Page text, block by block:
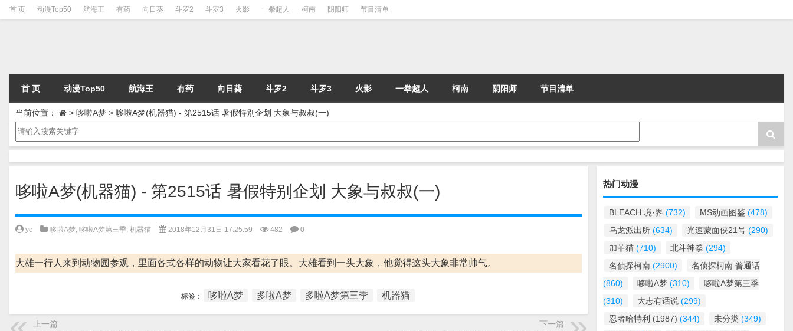
首 页 动漫Top50 航海王 有药 向日葵 斗罗2 斗罗3 火影 一拳超人 柯南 阴阳师 节目清单
首 页 动漫Top50 航海王 有药 向日葵 斗罗2 斗罗3 火影 一拳超人 柯南 阴阳师 节目清单
当前位置： > 哆啦A梦 > 哆啦A梦(机器猫) - 第2515话 暑假特别企划 大象与叔叔(一)
哆啦A梦(机器猫) - 第2515话 暑假特别企划 大象与叔叔(一)
yc 哆啦A梦, 哆啦A梦第三季, 机器猫 2018年12月31日 17:25:59 482 0
大雄一行人来到动物园参观，里面各式各样的动物让大家看花了眼。大雄看到一头大象，他觉得这头大象非常帅气。
标签： 哆啦A梦 多啦A梦 多啦A梦第三季 机器猫
上一篇
下一篇
热门动漫
BLEACH 境·界 (732) MS动画图鉴 (478)
乌龙派出所 (634) 光速蒙面侠21号 (290)
加菲猫 (710) 北斗神拳 (294)
名侦探柯南 (2900)
名侦探柯南 普通话
(860)
哆啦A梦 (310)
哆啦A梦第三季
(310)
大志有话说 (299)
忍者哈特利 (1987) (344) 未分类 (349)